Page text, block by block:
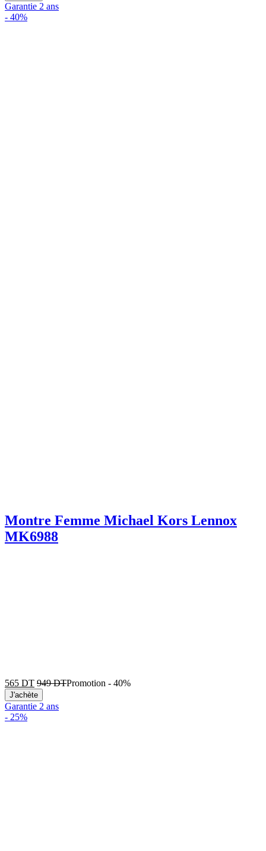
Garantie 2 ans
- 40%
Montre Femme Michael Kors Lennox
MK6988
565 DT 949DTPromotion - 40%
J'achète
Garantie 2 ans
- 25%